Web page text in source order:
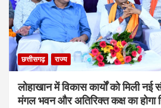
छत्तीसगढ़ राज्य
लोहाखान में विकास कार्यों को मिली
मंगल भवन और अतिरिक्त कक्ष का होगा